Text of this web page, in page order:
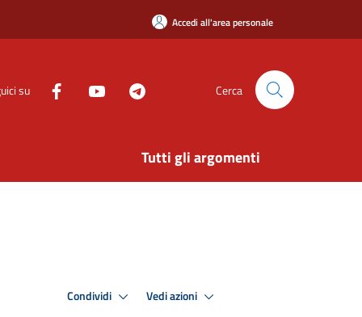
Accedi all'area personale
su Cerca
Tutti gli argomenti
Condividi Vedi azioni